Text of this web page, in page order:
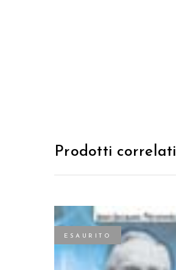
Prodotti correlati
ESAURITO